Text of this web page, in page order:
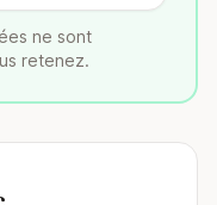
ne sont
retenez.